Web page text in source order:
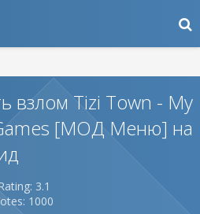
взлом Tizi Town - My
[МОД Меню] на
3.1
1000